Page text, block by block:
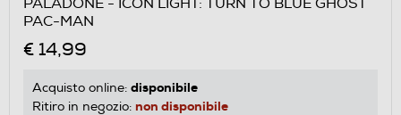
PAC-MAN
€ 14,99
Acquisto online: disponibile
Ritiro in negozio: non disponibile